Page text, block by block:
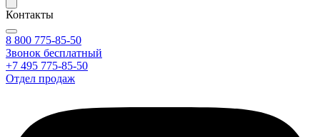
Контакты
8 800 775-85-50
Звонок бесплатный
+7 495 775-85-50
Отдел продаж